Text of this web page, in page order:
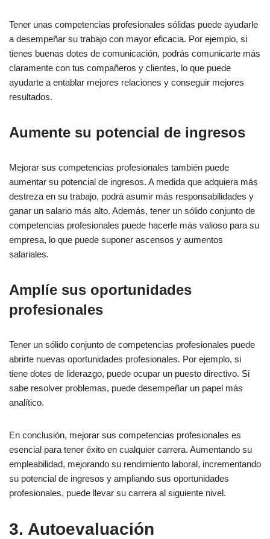
Tener unas competencias profesionales sólidas puede ayudarle
a desempeñar su trabajo con mayor eficacia. Por ejemplo, si
tienes buenas dotes de comunicación, podrás comunicarte más
claramente con tus compañeros y clientes, lo que puede
ayudarte a entablar mejores relaciones y conseguir mejores
resultados.
Aumente su potencial de ingresos
Mejorar sus competencias profesionales también puede
aumentar su potencial de ingresos. A medida que adquiera más
destreza en su trabajo, podrá asumir más responsabilidades y
ganar un salario más alto. Además, tener un sólido conjunto de
competencias profesionales puede hacerle más valioso para su
empresa, lo que puede suponer ascensos y aumentos
salariales.
Amplíe sus oportunidades
profesionales
Tener un sólido conjunto de competencias profesionales puede
abrirte nuevas oportunidades profesionales. Por ejemplo, si
tiene dotes de liderazgo, puede ocupar un puesto directivo. Si
sabe resolver problemas, puede desempeñar un papel más
analítico.
En conclusión, mejorar sus competencias profesionales es
esencial para tener éxito en cualquier carrera. Aumentando su
empleabilidad, mejorando su rendimiento laboral, incrementando
su potencial de ingresos y ampliando sus oportunidades
profesionales, puede llevar su carrera al siguiente nivel.
3. Autoevaluación